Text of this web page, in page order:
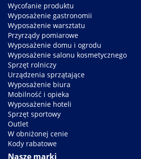
Wycofanie produktu
Wyposażenie gastronomii
Wyposażenie warsztatu
Przyrządy pomiarowe
Wyposażenie domu i ogrodu
Wyposażenie salonu kosmetycznego
Sprzęt rolniczy
Urządzenia sprzątające
Wyposażenie biura
Mobilność i opieka
Wyposażenie hoteli
Sprzęt sportowy
Outlet
W obniżonej cenie
Kody rabatowe
Nasze marki